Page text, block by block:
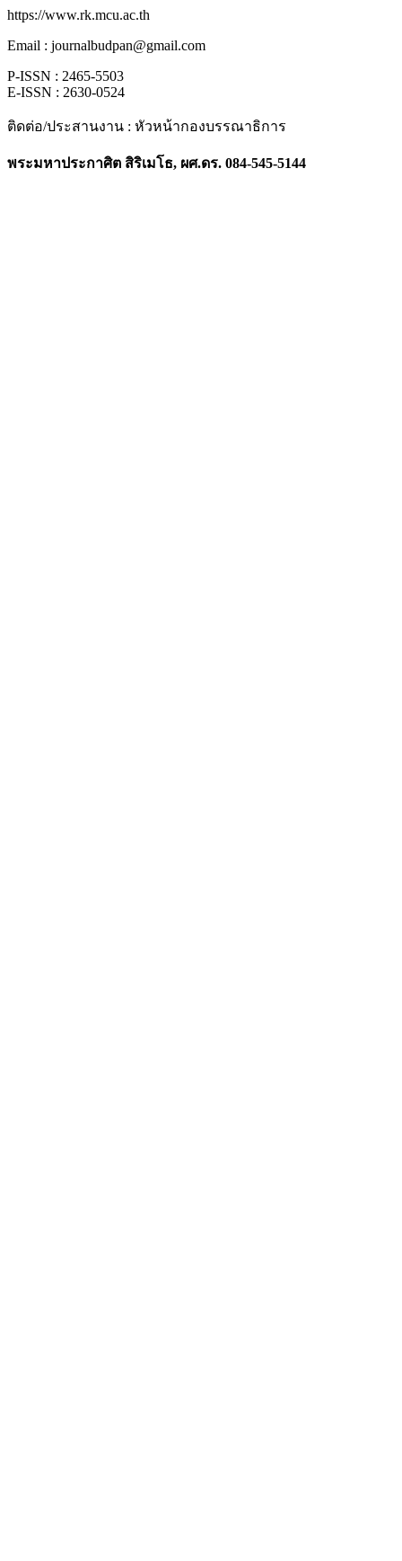
https://www.rk.mcu.ac.th
Email : journalbudpan@gmail.com
P-ISSN : 2465-5503
E-ISSN : 2630-0524
ติดต่อ/ประสานงาน : หัวหน้ากองบรรณาธิการ
พระมหาประกาศิต สิริเมโธ, ผศ.ดร. 084-545-5144